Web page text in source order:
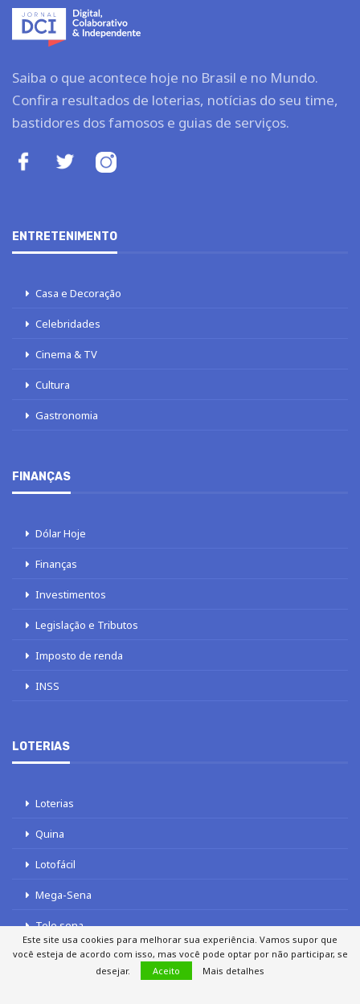
Saiba o que acontece hoje no Brasil e no Mundo.
Confira resultados de loterias, notícias do seu time,
bastidores dos famosos e guias de serviços.
ENTRETENIMENTO
Casa e Decoração
Celebridades
Cinema & TV
Cultura
Gastronomia
FINANÇAS
Dólar Hoje
Finanças
Investimentos
Legislação e Tributos
Imposto de renda
INSS
LOTERIAS
Loterias
Quina
Lotofácil
Mega-Sena
Tele sena
Este site usa cookies para melhorar sua experiência. Vamos supor que
você esteja de acordo com isso, mas você pode optar por não participar, se
desejar.
Aceito Mais detalhes